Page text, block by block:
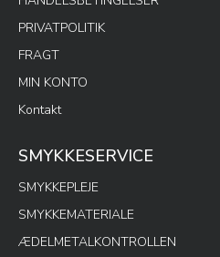
PRIVATPOLITIK
FRAGT
MIN KONTO
Kontakt
SMYKKESERVICE
SMYKKEPLEJE
SMYKKEMATERIALE
ÆDELMETALKONTROLLEN